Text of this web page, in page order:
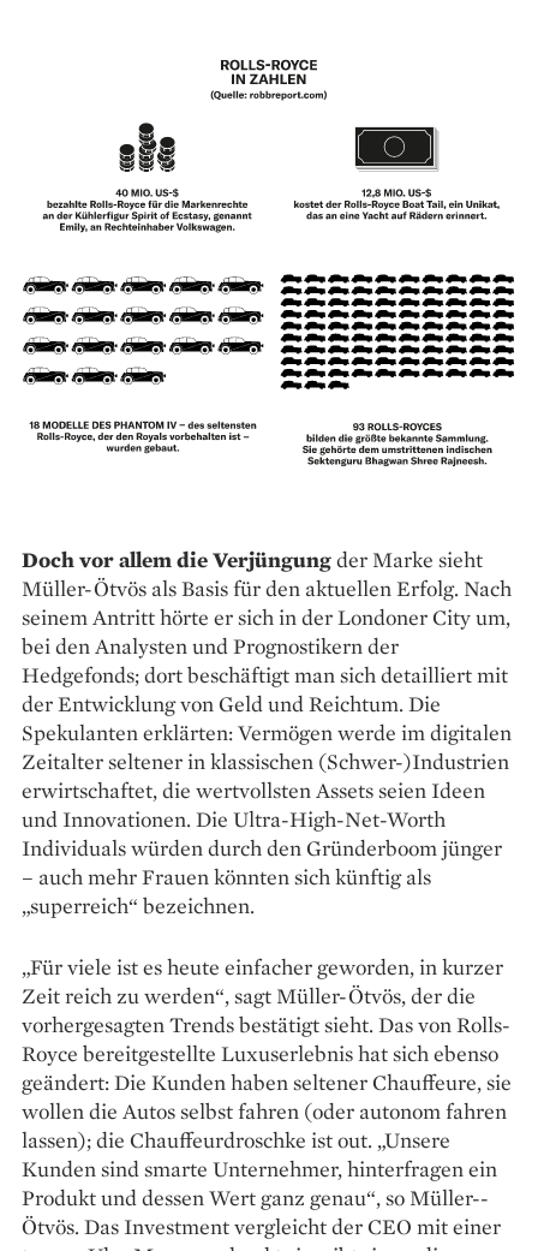
Doch vor allem die Verjüngungder Marke sieht
Müller-Ötvös als Basis für den aktuellen Erfolg. Nach
seinem Antritt hörte er sich in der Londoner City um,
bei den Analysten und Prognostikern der
Hedgefonds; dort beschäftigt man sich detailliert mit
der Entwicklung von Geld und Reichtum. Die
Spekulanten er­klärten: Vermögen werde im digitalen
Zeitalter seltener in klassischen (Schwer-)Industrien
erwirtschaftet, die wertvollsten Assets seien Ideen
und Inno­vationen. Die Ultra-High-Net-­Worth
Individuals würden durch den Gründerboom jünger
– auch mehr Frauen könnten sich künftig als
„superreich“ bezeichnen.
„Für viele ist es heute einfacher geworden, in kurzer
Zeit reich zu werden“, sagt Müller-­Ötvös, der die
vorhergesagten Trends bestätigt sieht. Das von Rolls-
Royce bereitgestellte Luxuserlebnis hat sich ebenso
geändert: Die Kunden haben seltener Chauffeure, sie
wollen die Autos selbst fahren (oder autonom fahren
lassen); die Chauffeurdroschke ist out. „Unsere
Kunden sind smarte Unternehmer, hinterfragen ein
Produkt und dessen Wert ganz genau“, so Müller-­
Ötvös. Das Investment vergleicht der CEO mit einer